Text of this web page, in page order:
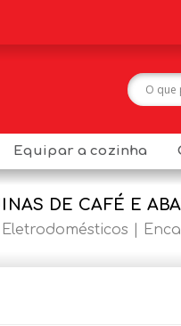
Equipar a cozinha
DE CAFÉ E
Eletrodomésticos